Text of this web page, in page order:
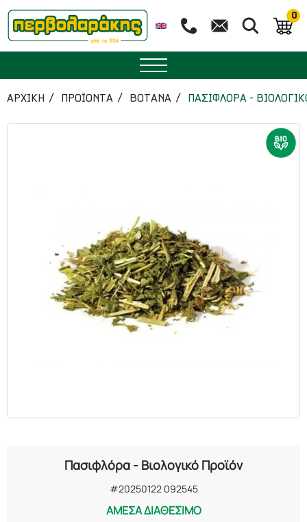
0
ΜΠΑΧΑΡΙΚΑ
ΒΟΤΑΝΑ
ΖΑΧΑΡΟΠΛΑΣΤΙΚΗ
ΑΙΘΕΡΙΑ ΕΛΑΙΑ
ΑΡΧΙΚΉ ΠΡΟΪΟΝΤΑ ΒΟΤΑΝΑ ΠΑΣΙΦΛΟΡΑ -
Πασιφλόρα - Βιολογικό Προϊόν
#20250122 092545
ΑΜΕΣΑ ΔΙΑΘΕΣΙΜΟ